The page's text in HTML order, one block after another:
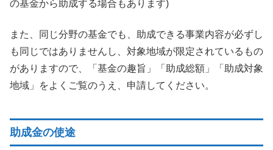
の基金から助成する場合もあります)
また、同じ分野の基金でも、助成できる事業内容が必ずし
も同じではありませんし、対象地域が限定されているもの
がありますので、「基金の趣旨」「助成総額」「助成対象
地域」をよくご覧のうえ、申請してください。
助成金の使途